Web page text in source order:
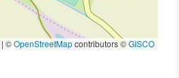
| ©OpenStreetMapcontributors ©GISCO